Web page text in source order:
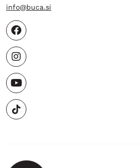
info@buca.si